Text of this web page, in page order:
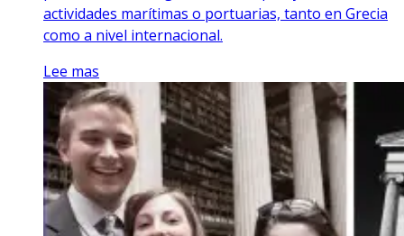
actividades marítimas o portuarias, tanto en Grecia
como a nivel internacional.
Lee mas